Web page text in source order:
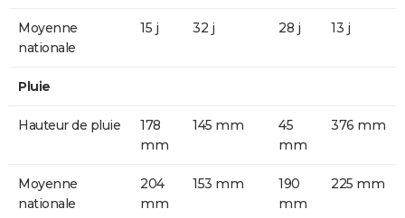
Moyenne
nationale
15 j 32 j 28 j 13 j
Pluie
Hauteur de pluie
178
mm
145 mm
45
mm
376 mm
Moyenne
nationale
204
mm
153 mm
190
mm
225 mm